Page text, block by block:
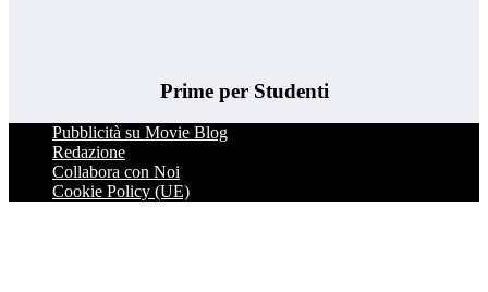
Prime per Studenti
Pubblicità su Movie Blog
Redazione
Collabora con Noi
Cookie Policy (UE)